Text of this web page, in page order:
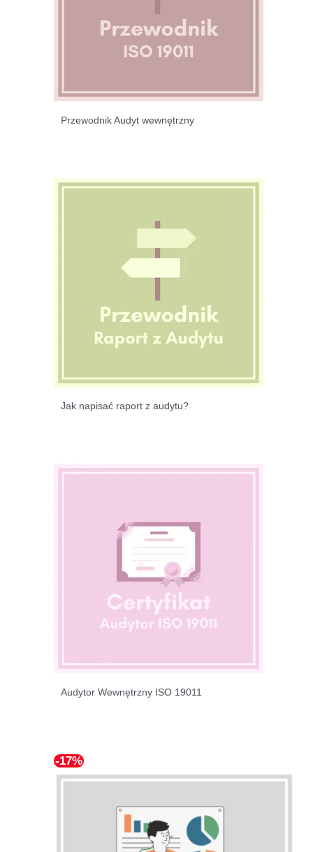
Przewodnik Audyt wewnętrzny
Jak napisać raport z audytu?
Audytor Wewnętrzny ISO 19011
-17%